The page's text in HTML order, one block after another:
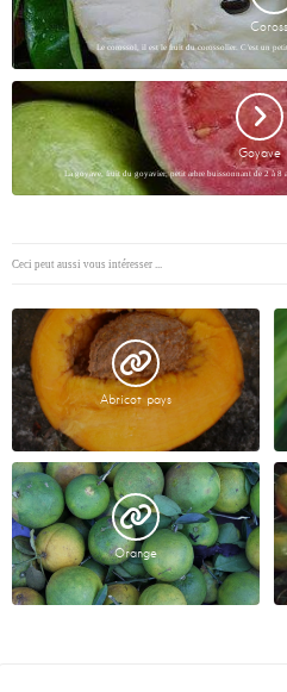
Le corossol, il est le fruit du corossolier. C’est un
Goyave
La goyave, fruit du goyavier, petit arbre buissonnant de 2 à
Ceci peut aussi vous intéresser ...
Abricot pays
Orange